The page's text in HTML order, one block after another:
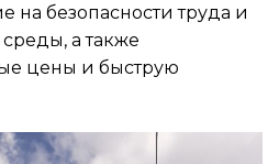
на безопасности труда и
а также
цены и быструю